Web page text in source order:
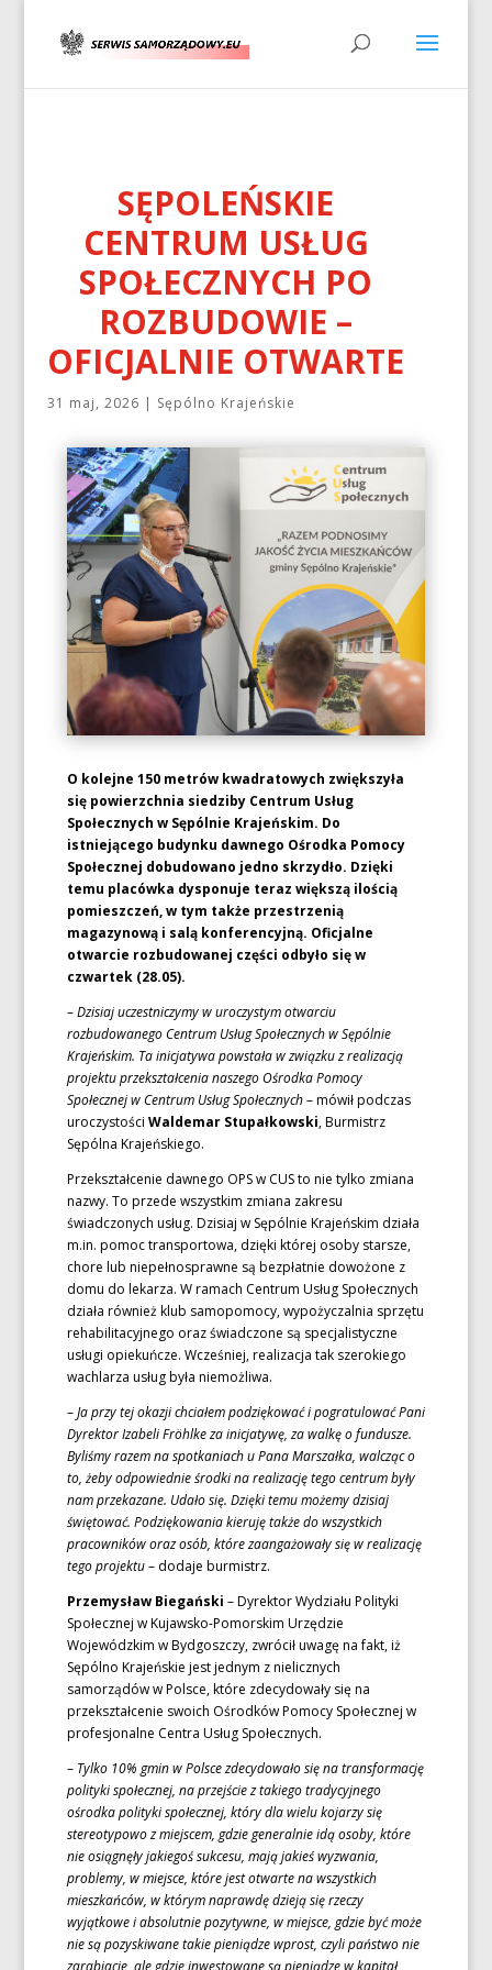
SĘPOLEŃSKIE
CENTRUM USŁUG
SPOŁECZNYCH PO
ROZBUDOWIE –
OFICJALNIE OTWARTE
31 maj, 2026 | Sępólno Krajeńskie
O kolejne 150 metrów kwadratowych zwiększyła
się powierzchnia siedziby Centrum Usług
Społecznych w Sępólnie Krajeńskim. Do
istniejącego budynku dawnego Ośrodka Pomocy
Społecznej dobudowano jedno skrzydło. Dzięki
temu placówka dysponuje teraz większą ilością
pomieszczeń, w tym także przestrzenią
magazynową i salą konferencyjną. Oficjalne
otwarcie rozbudowanej części odbyło się w
czwartek (28.05).
–Dzisiaj uczestniczymy w uroczystym otwarciu
rozbudowanego Centrum Usług Społecznych w Sępólnie
Krajeńskim. Ta inicjatywa powstała w związku z realizacją
projektu przekształcenia naszego Ośrodka Pomocy
Społecznej w Centrum Usług Społecznych– mówił podczas
uroczystości Waldemar Stupałkowski, Burmistrz
Sępólna Krajeńskiego.
Przekształcenie dawnego OPS w CUS to nie tylko zmiana
nazwy. To przede wszystkim zmiana zakresu
świadczonych usług. Dzisiaj w Sępólnie Krajeńskim działa
m.in. pomoc transportowa, dzięki której osoby starsze,
chore lub niepełnosprawne są bezpłatnie dowożone z
domu do lekarza. W ramach Centrum Usług Społecznych
działa również klub samopomocy, wypożyczalnia sprzętu
rehabilitacyjnego oraz świadczone są specjalistyczne
usługi opiekuńcze. Wcześniej, realizacja tak szerokiego
wachlarza usług była niemożliwa.
–Ja przy tej okazji chciałem podziękować i pogratulować Pani
Dyrektor Izabeli Fröhlke za inicjatywę, za walkę o fundusze.
Byliśmy razem na spotkaniach u Pana Marszałka, walcząc o
to, żeby odpowiednie środki na realizację tego centrum były
nam przekazane. Udało się. Dzięki temu możemy dzisiaj
świętować. Podziękowania kieruję także do wszystkich
pracowników oraz osób, które zaangażowały się w realizację
tego projektu– dodaje burmistrz.
Przemysław Biegański – Dyrektor Wydziału Polityki
Społecznej w Kujawsko-Pomorskim Urzędzie
Wojewódzkim w Bydgoszczy, zwrócił uwagę na fakt, iż
Sępólno Krajeńskie jest jednym z nielicznych
samorządów w Polsce, które zdecydowały się na
przekształcenie swoich Ośrodków Pomocy Społecznej w
profesjonalne Centra Usług Społecznych.
– Tylko 10% gmin w Polsce zdecydowało się na transformację
polityki społecznej, na przejście z takiego tradycyjnego
ośrodka polityki społecznej, który dla wielu kojarzy się
stereotypowo z miejscem, gdzie generalnie idą osoby, które
nie osiągnęły jakiegoś sukcesu, mają jakieś wyzwania,
problemy, w miejsce, które jest otwarte na wszystkich
mieszkańców, w którym naprawdę dzieją się rzeczy
wyjątkowe i absolutnie pozytywne, w miejsce, gdzie być może
nie są pozyskiwane takie pieniądze wprost, czyli państwo nie
zarabiacie, ale gdzie inwestowane są pieniądze w kapitał